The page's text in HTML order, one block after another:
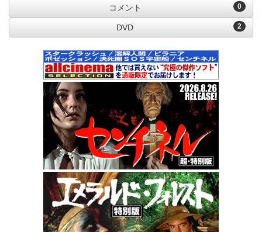
0
コメント
2
DVD